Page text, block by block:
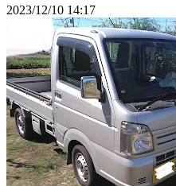
2023/12/10 14:17